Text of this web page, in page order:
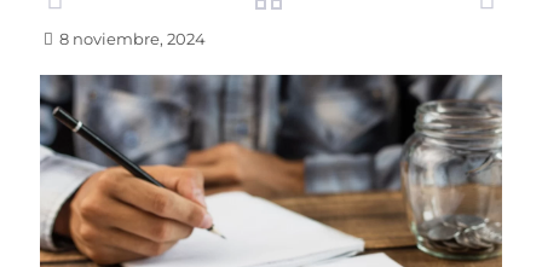
8 noviembre, 2024